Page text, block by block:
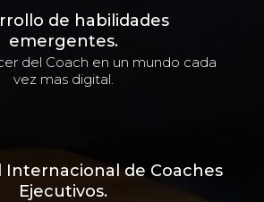
de habilidades
emergentes.
del Coach en un mundo cada
vez mas digital.
Internacional de Coaches
Ejecutivos.